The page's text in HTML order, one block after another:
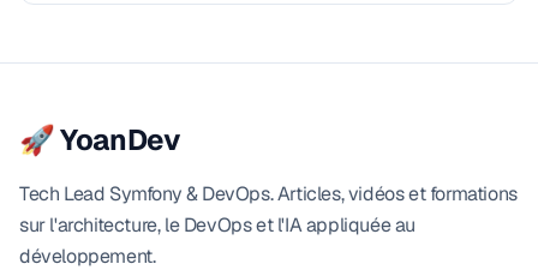
🚀 YoanDev
Tech Lead Symfony & DevOps. Articles, vidéos et formations
sur l'architecture, le DevOps et l'IA appliquée au
développement.